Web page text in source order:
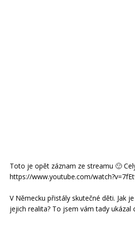
Toto je opět záznam ze streamu 🙂
https://www.youtube.com/
V Německu přistály skutečné děti. Jak
jejich realita? To jsem vám tady ukázal